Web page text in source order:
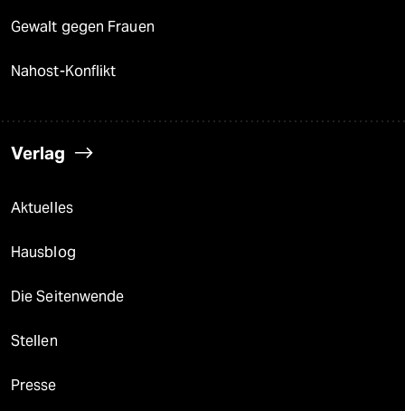
Gewalt gegen Frauen
Nahost-Konflikt
Verlag
Aktuelles
Hausblog
Die Seitenwende
Stellen
Presse